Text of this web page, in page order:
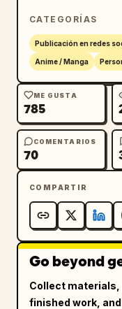
CATEGORÍAS
Publicación en redes
Anime / Manga
ME GUSTA
785
COMENTARIOS
70
COMPARTIR
Go beyond
Collect
finished work,